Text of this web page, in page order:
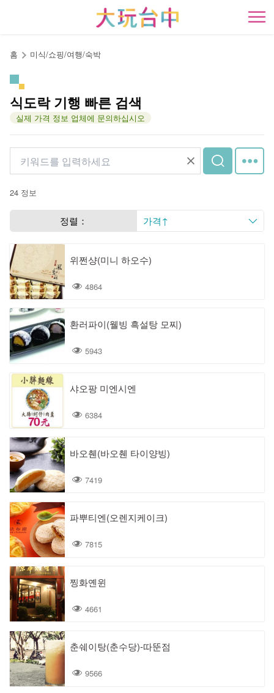
開
홈 미식/쇼핑/여행/숙박
식도락 기행 빠른 검색
실제 가격 정보 업체에 문의하십시오
24 정보
정렬： 가격↑
위쩐샹(미니 하오수)
4864
환러파이(웰빙 흑설탕 모찌)
5943
샤오팡 미엔시엔
6384
바오췐(바오췐 타이양빙)
7419
파뿌티엔(오렌지케이크)
7815
찡화옌윈
4661
춘쉐이탕(춘수당)-따뚠점
9566